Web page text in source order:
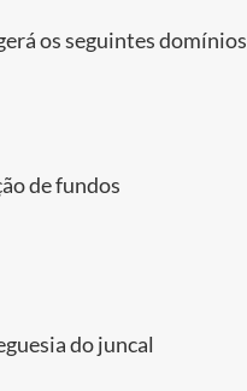
os seguintes
de fundos
do juncal